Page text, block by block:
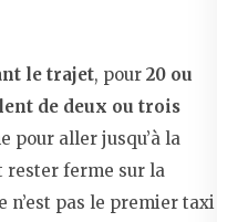
le trajet, pour 20 ou
de deux ou trois
pour aller jusqu’à la
rester ferme sur la
n’est pas le premier taxi